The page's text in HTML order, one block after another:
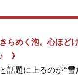
らめく泡。心ほど
》
話題に上るのが“雪